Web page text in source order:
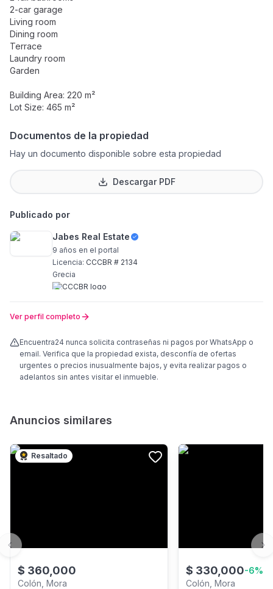
2-car garage
Living room
Dining room
Terrace
Laundry room
Garden
Building Area: 220 m²
Lot Size: 465 m²
Documentos de la propiedad
Hay un documento disponible sobre esta propiedad
Descargar PDF
Publicado por
Jabes Real Estate
9 años en el portal
Licencia: CCCBR # 2134
Grecia
Ver perfil completo
Encuentra24 nunca solicita contraseñas ni pagos por WhatsApp o
email. Verifica que la propiedad exista, desconfía de ofertas
urgentes o precios inusualmente bajos, y evita realizar pagos o
adelantos sin antes visitar el inmueble.
Anuncios similares
Resaltado
$ 360,000
Colón, Mora
$ 330,000-6%
Colón, Mora
Previous slide